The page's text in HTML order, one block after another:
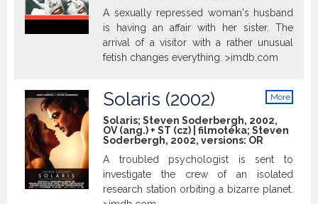
picture was the most popular Slovak film
of the 1990s.
A sexually repressed woman's husband
is having an affair with her sister. The
arrival of a visitor with a rather unusual
fetish changes everything. >imdb.com
More
Solaris (2002)
Solaris; Steven Soderbergh, 2002,
OV (ang.) + ST (cz) | filmotéka; Steven
Soderbergh, 2002, versions: OR
A troubled psychologist is sent to
investigate the crew of an isolated
research station orbiting a bizarre planet.